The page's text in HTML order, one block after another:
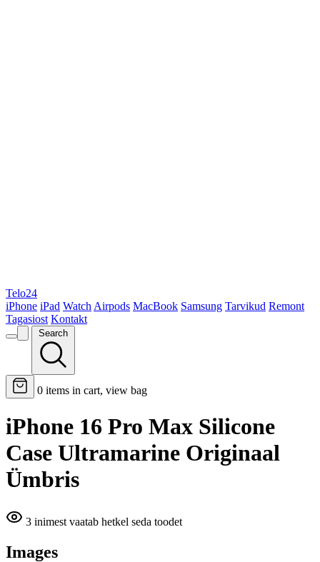
Telo24
iPhone iPad Watch Airpods MacBook Samsung Tarvikud Remont
Tagasiost Kontakt
Search
0 items in cart, view bag
iPhone 16 Pro Max Silicone
Case Ultramarine Originaal
Ümbris
3 inimest vaatab hetkel seda toodet
Images